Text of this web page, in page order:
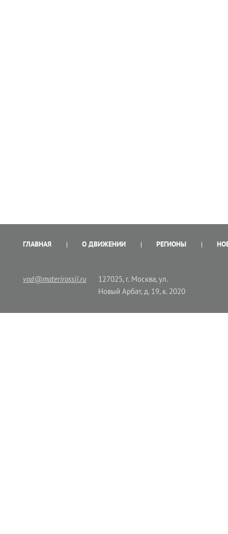
ГЛАВНАЯ О ДВИЖЕНИИ РЕГИОНЫ
vod@materirossii.ru
127025, г. Москва, ул.
Новый Арбат, д. 19, к. 2020